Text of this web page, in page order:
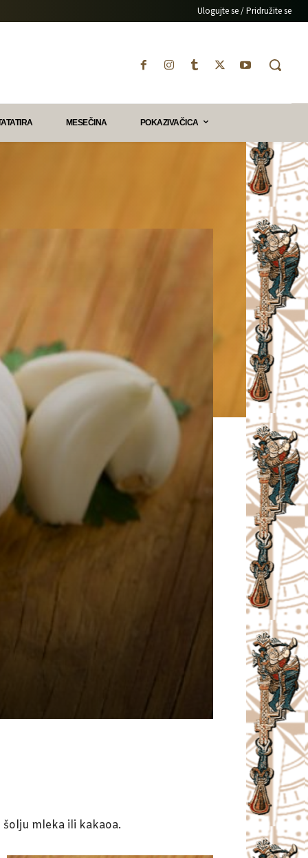
Ulogujte se / Pridružite se
MESEČINA POKAZIVAČICA
mleka ili kakaoa.